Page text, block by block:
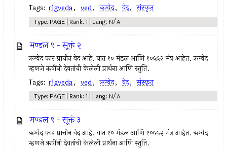
Tags: rigveda, ved, ऋग्वेद, वेद, संस्कृत
Type: PAGE | Rank: 1 | Lang: N/A
मण्डल ९ - सूक्तं २
ऋग्वेद फार प्राचीन वेद आहे. यात १० मंडल आणि १०५५२ मंत्र आहेत. ऋग्वेद
म्हणजे ऋषींनी देवतांची केलेली प्रार्थना आणि स्तुति.
Tags: rigveda, ved, ऋग्वेद, वेद, संस्कृत
Type: PAGE | Rank: 1 | Lang: N/A
मण्डल ९ - सूक्तं ३
ऋग्वेद फार प्राचीन वेद आहे. यात १० मंडल आणि १०५५२ मंत्र आहेत. ऋग्वेद
म्हणजे ऋषींनी देवतांची केलेली प्रार्थना आणि स्तुति.